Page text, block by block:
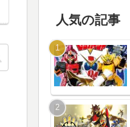
人気の記事